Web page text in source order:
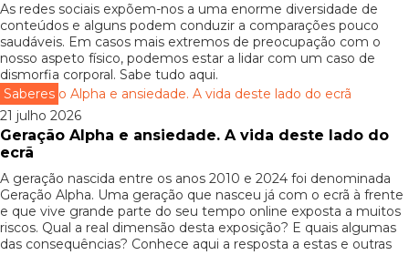
As redes sociais expõem-nos a uma enorme diversidade de
conteúdos e alguns podem conduzir a comparações pouco
saudáveis. Em casos mais extremos de preocupação com o
nosso aspeto físico, podemos estar a lidar com um caso de
dismorfia corporal. Sabe tudo aqui.
Saberes
21 julho 2026
Geração Alpha e ansiedade. A vida deste lado do
ecrã
A geração nascida entre os anos 2010 e 2024 foi denominada
Geração Alpha. Uma geração que nasceu já com o ecrã à frente
e que vive grande parte do seu tempo online exposta a muitos
riscos. Qual a real dimensão desta exposição? E quais algumas
das consequências? Conhece aqui a resposta a estas e outras